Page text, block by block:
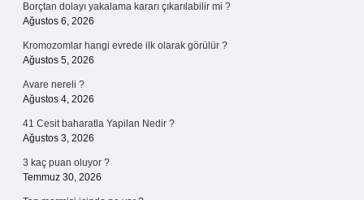
Borçtan dolayı yakalama kararı çıkarılabilir mi ?
Ağustos 6, 2026
Kromozomlar hangi evrede ilk olarak görülür ?
Ağustos 5, 2026
Avare nereli ?
Ağustos 4, 2026
41 Cesit baharatla Yapilan Nedir ?
Ağustos 3, 2026
3 kaç puan oluyor ?
Temmuz 30, 2026